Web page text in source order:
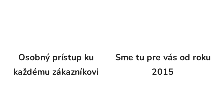
Osobný prístup ku
každému zákazníkovi
Sme tu pre vás od roku
2015